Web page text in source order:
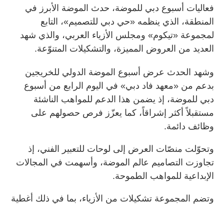
فعاليات أسبوع دبي للموضة، حدث الموضة الأبرز في
المنطقة، الذي ينظمه «حي دبي للتصميم»، التابع
لمجموعة «تيكوم» ومجلس الأزياء العربي، والذي شهد
العديد من العروض المميزة، والتشكيلات المتنوّعة.
وشهد الحدث عرض أسبوع الموضة الدولي للخريجين
بدعم من «معهد فاد دبي» في اليوم الرابع من أسبوع
دبي للموضة، إذ يضمن هذا الدعم للمواهب الناشئة
مستقبلاً أكثر إشراقاً، كما يعزّز فرص حصولهم على
وظائف دائمة.
وتحوّلت منصّات العرض إلى لوحات للتعبير الفني، إذ
تجاوزت التصاميم عالم الموضة، وأسهمت في المجالات
الإبداعية للمواهب الطموحة.
وتضم المجموعة تشكيلات من الأزياء، بما في ذلك أغطية